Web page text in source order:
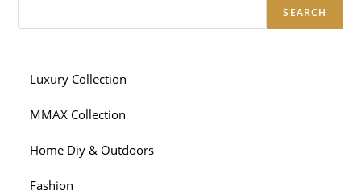
SEARCH
Luxury Collection
MMAX Collection
Home Diy & Outdoors
Fashion